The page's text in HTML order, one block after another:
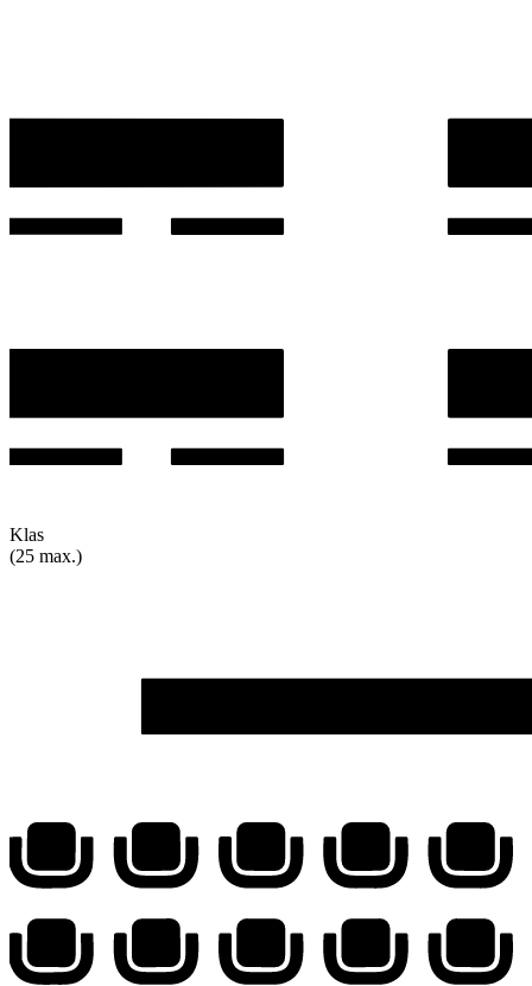
Klas
(25 max.)